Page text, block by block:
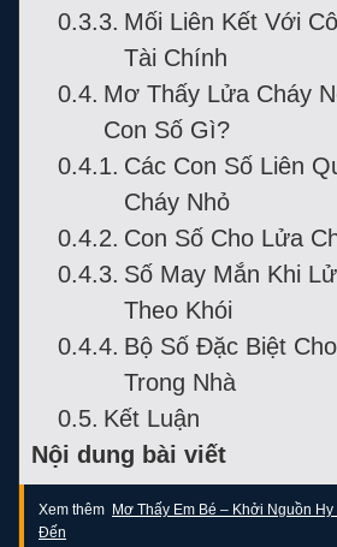
Mối Liên Kết Với
Tài Chính
Mơ Thấy Lửa Cháy
Con Số Gì?
Các Con Số Liên
Cháy Nhỏ
Con Số Cho Lửa
Số May Mắn Khi
Theo Khói
Bộ Số Đặc Biệt
Trong Nhà
Kết Luận
Nội dung bài viết
Xem thêm Mơ Thấy Em Bé – Khởi Nguồn
Đến